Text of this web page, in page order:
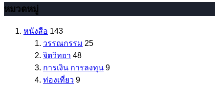
หมวดหมู่
หนังสือ 143
วรรณกรรม 25
จิตวิทยา 48
การเงิน การลงทุน 9
ท่องเที่ยว 9